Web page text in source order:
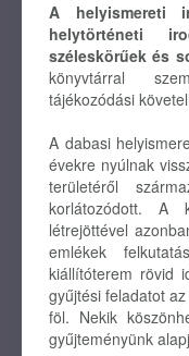
A helyismereti
helytörténeti
széleskörűek és
könyvtárral
tájékozódási
A dabasi
évekre nyúlnak
területéről
korlátozódott. A
létrejöttével
emlékek
kiállítóterem rövid
gyűjtési feladatot
föl. Nekik
gyűjteményünk